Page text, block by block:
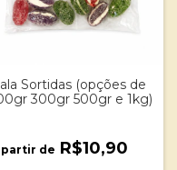
Sortidas (opções de
300gr 500gr e 1kg)
partir de R$10,90